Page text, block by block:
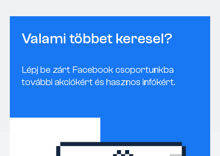
Valami többet keresel?
Lépj be zárt Facebook csoportunkba
további akciókért és hasznos infókért.